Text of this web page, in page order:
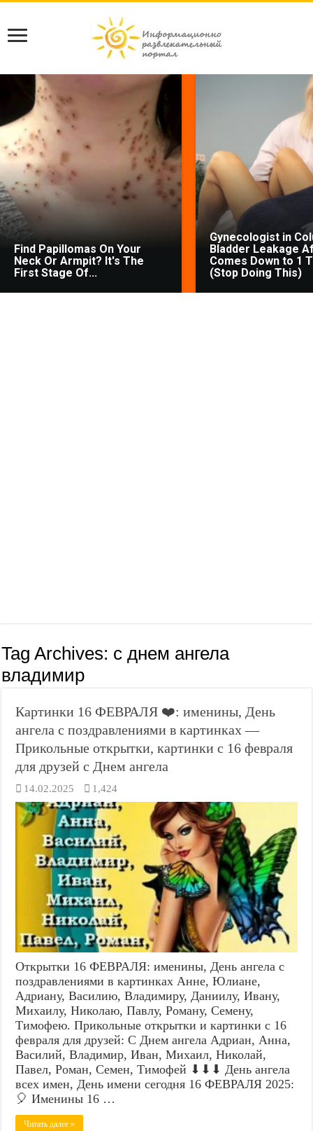
Find Papillomas On Your
Neck Or Armpit? It's The
First Stage Of...
Gynecologist in
Bladder Leakage
Comes Down to 1
(Stop Doing This)
Tag Archives: с днем ангела
владимир
Картинки 16 ФЕВРАЛЯ ❤️: именины, День
ангела с поздравлениями в картинках —
Прикольные открытки, картинки с 16 февраля
для друзей с Днем ангела
14.02.2025 1,424
Открытки 16 ФЕВРАЛЯ: именины, День ангела с
поздравлениями в картинках Анне, Юлиане,
Адриану, Василию, Владимиру, Даниилу, Ивану,
Михаилу, Николаю, Павлу, Роману, Семену,
Тимофею. Прикольные открытки и картинки с 16
февраля для друзей: С Днем ангела Адриан, Анна,
Василий, Владимир, Иван, Михаил, Николай,
Павел, Роман, Семен, Тимофей ⬇⬇⬇ День ангела
всех имен, День имени сегодня 16 ФЕВРАЛЯ 2025:
🎈 Именины 16 …
Читать далее »